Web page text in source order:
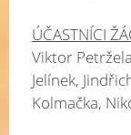
ÚČASTNÍCI
Viktor
Jelínek,
Kolmačka,